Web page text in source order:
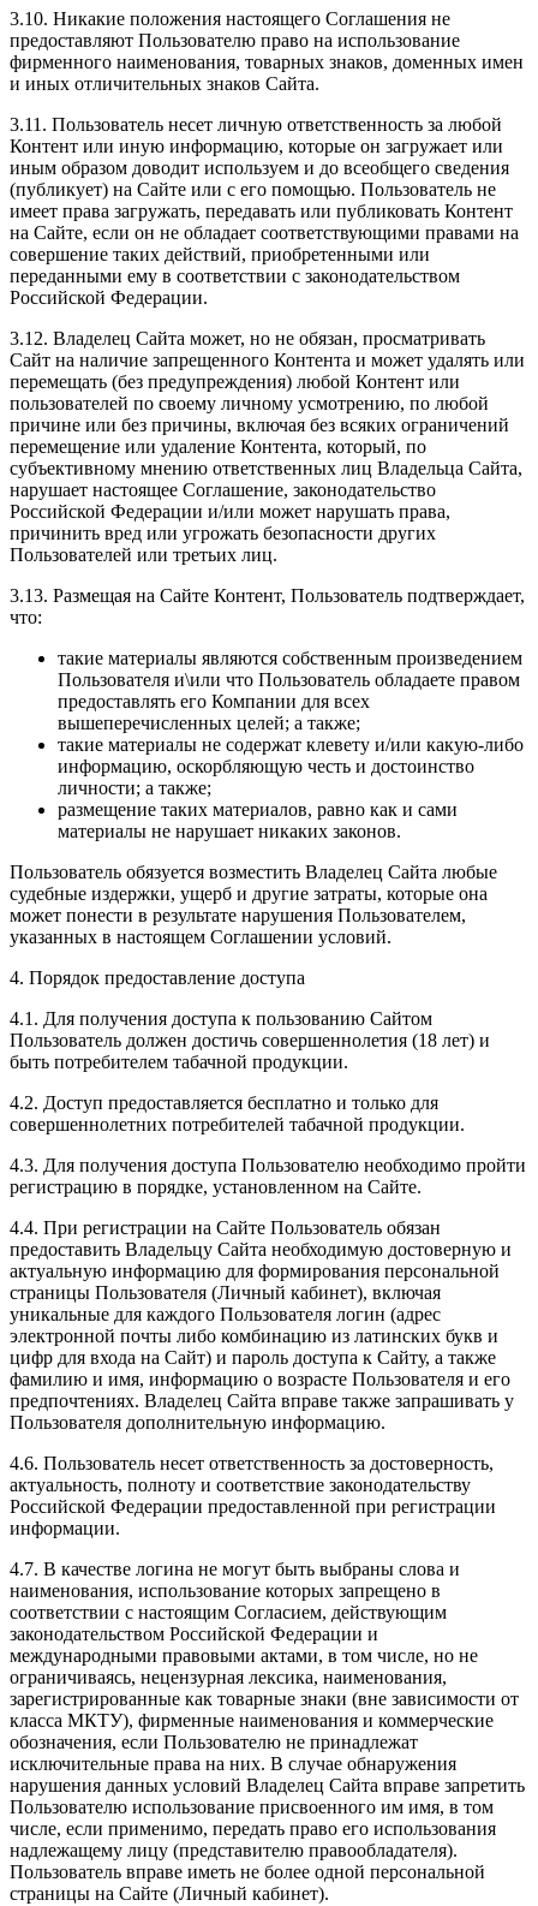
3.10. Никакие положения настоящего Соглашения не
предоставляют Пользователю право на использование
фирменного наименования, товарных знаков, доменных имен
и иных отличительных знаков Сайта.
3.11. Пользователь несет личную ответственность за любой
Контент или иную информацию, которые он загружает или
иным образом доводит используем и до всеобщего сведения
(публикует) на Сайте или с его помощью. Пользователь не
имеет права загружать, передавать или публиковать Контент
на Сайте, если он не обладает соответствующими правами на
совершение таких действий, приобретенными или
переданными ему в соответствии с законодательством
Российской Федерации.
3.12. Владелец Сайта может, но не обязан, просматривать
Сайт на наличие запрещенного Контента и может удалять или
перемещать (без предупреждения) любой Контент или
пользователей по своему личному усмотрению, по любой
причине или без причины, включая без всяких ограничений
перемещение или удаление Контента, который, по
субъективному мнению ответственных лиц Владельца Сайта,
нарушает настоящее Соглашение, законодательство
Российской Федерации и/или может нарушать права,
причинить вред или угрожать безопасности других
Пользователей или третьих лиц.
3.13. Размещая на Сайте Контент, Пользователь подтверждает,
что:
такие материалы являются собственным произведением
Пользователя и\или что Пользователь обладаете правом
предоставлять его Компании для всех
вышеперечисленных целей; а также;
такие материалы не содержат клевету и/или какую-либо
информацию, оскорбляющую честь и достоинство
личности; а также;
размещение таких материалов, равно как и сами
материалы не нарушает никаких законов.
Пользователь обязуется возместить Владелец Сайта любые
судебные издержки, ущерб и другие затраты, которые она
может понести в результате нарушения Пользователем,
указанных в настоящем Соглашении условий.
4. Порядок предоставление доступа
4.1. Для получения доступа к пользованию Сайтом
Пользователь должен достичь совершеннолетия (18 лет) и
быть потребителем табачной продукции.
4.2. Доступ предоставляется бесплатно и только для
совершеннолетних потребителей табачной продукции.
4.3. Для получения доступа Пользователю необходимо пройти
регистрацию в порядке, установленном на Сайте.
4.4. При регистрации на Сайте Пользователь обязан
предоставить Владельцу Сайта необходимую достоверную и
актуальную информацию для формирования персональной
страницы Пользователя (Личный кабинет), включая
уникальные для каждого Пользователя логин (адрес
электронной почты либо комбинацию из латинских букв и
цифр для входа на Сайт) и пароль доступа к Сайту, а также
фамилию и имя, информацию о возрасте Пользователя и его
предпочтениях. Владелец Сайта вправе также запрашивать у
Пользователя дополнительную информацию.
4.6. Пользователь несет ответственность за достоверность,
актуальность, полноту и соответствие законодательству
Российской Федерации предоставленной при регистрации
информации.
4.7. В качестве логина не могут быть выбраны слова и
наименования, использование которых запрещено в
соответствии с настоящим Согласием, действующим
законодательством Российской Федерации и
международными правовыми актами, в том числе, но не
ограничиваясь, нецензурная лексика, наименования,
зарегистрированные как товарные знаки (вне зависимости от
класса МКТУ), фирменные наименования и коммерческие
обозначения, если Пользователю не принадлежат
исключительные права на них. В случае обнаружения
нарушения данных условий Владелец Сайта вправе запретить
Пользователю использование присвоенного им имя, в том
числе, если применимо, передать право его использования
надлежащему лицу (представителю правообладателя).
Пользователь вправе иметь не более одной персональной
страницы на Сайте (Личный кабинет).